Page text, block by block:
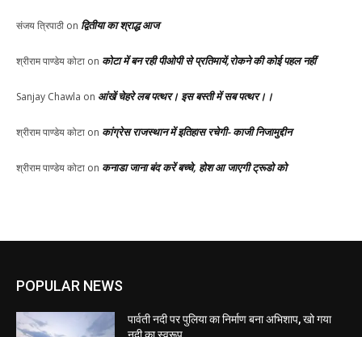
संजय त्रिपाठी on द्वितीया का श्राद्ध आज
श्रीराम पाण्डेय कोटा on कोटा में बन रही पीओपी से प्रतिमायें,रोकने की कोई पहल नहीं
Sanjay Chawla on आंखें चेहरे लब पत्थर। इस बस्ती में सब पत्थर।।
श्रीराम पाण्डेय कोटा on कांग्रेस राजस्थान में इतिहास रचेगी- काजी निजामुद्दीन
श्रीराम पाण्डेय कोटा on कनाडा जाना बंद करें बच्चे, होश आ जाएगी ट्रूडो को
POPULAR NEWS
पार्वती नदी पर पुलिया का निर्माण बना अभिशाप, खो गया